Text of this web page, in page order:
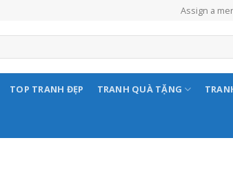
Assign a
TOP TRANH ĐẸP TRANH QUÀ TẶNG